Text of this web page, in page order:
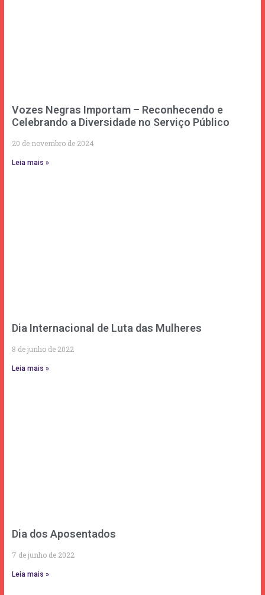
Vozes Negras Importam – Reconhecendo e
Celebrando a Diversidade no Serviço Público
20 de novembro de 2024
Leia mais »
Dia Internacional de Luta das Mulheres
8 de junho de 2022
Leia mais »
Dia dos Aposentados
7 de junho de 2022
Leia mais »